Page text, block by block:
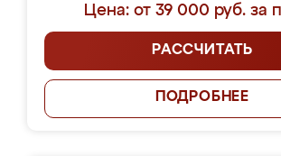
Цена: от 39 000 руб. за
РАССЧИТАТЬ
ПОДРОБНЕЕ